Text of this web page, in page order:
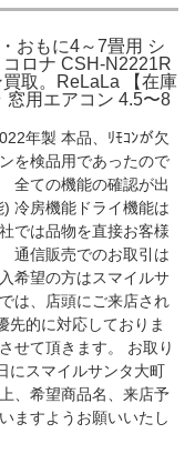
おもに4～7畳用 シ
ロナ CSH-N2221R
取。ReLaLa 【在庫
窓用エアコン 4.5〜8
年製 本品、ﾘﾓｺﾝが欠
を検品用であったので
全ての機能の確認が出
冷房機能ドライ機能は
では品物を直接お客様
通信販売でのお取引は
希望の方はスマイルサ
は、店頭にご来店され
先的に対応しておりま
せて頂きます。 お取り
にスマイルサンタ大町
、希望商品名、来店予
ますようお願いいたし